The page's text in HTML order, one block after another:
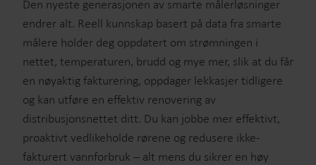
Den nyeste generasjonen av smarte målerløsninger
endrer alt. Reell kunnskap basert på data fra smarte
målere holder deg oppdatert om strømningen i
nettet, temperaturen, brudd og mye mer, slik at du får
en nøyaktig fakturering, oppdager lekkasjer tidligere
og kan utføre en effektiv renovering av
distribusjonsnettet ditt. Du kan jobbe mer effektivt,
proaktivt vedlikeholde rørene og redusere ikke-
fakturert vannforbruk – alt mens du sikrer en høy